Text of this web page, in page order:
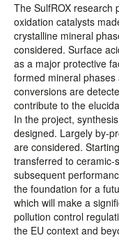
The SulfROX research
oxidation catalysts
crystalline mineral
considered. Surface
as a major protective
formed mineral
conversions are
contribute to the
In the project,
designed. Largely by-
are considered.
transferred to
subsequent
the foundation for a
which will make a
pollution control
the EU context and